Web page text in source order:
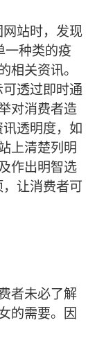
站时，发现
一种类的疫
相关资讯。
透过即时通
对消费者造
透明度，如
上清楚列明
作出明智选
让消费者可
者未必了解
的需要。因